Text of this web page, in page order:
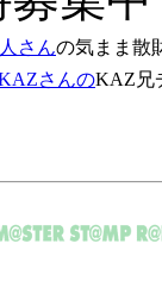
さんの気まま散
さんのKAZ兄